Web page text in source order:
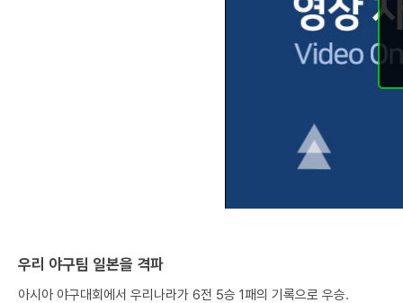
우리 야구팀 일본을 격파
아시아 야구대회에서 우리나라가 6전 5승 1패의 기록으로 우승.